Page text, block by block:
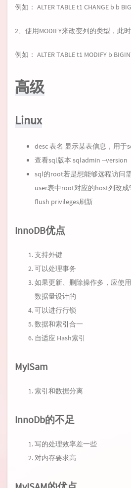
例如： ALTER TABLE t1 CHANGE b b
2、使用MODIFY来改变列的类型，此
例如： ALTER TABLE t1 MODIFY b
高级
Linux
desc 表名 显示某表信息，用于
查看sql版本 sqladmin --version
sql的root若是想能够远程访问
user表中root对应的host列改
flush privileges刷新
InnoDB优点
支持外键
可以处理事务
如果更新、删除操作多，应使
数据量设计的
可以进行行锁
数据和索引合一
自适应 Hash索引
MyISam
索引和数据分离
InnoDb的不足
写的处理效率差一些
对内存要求高